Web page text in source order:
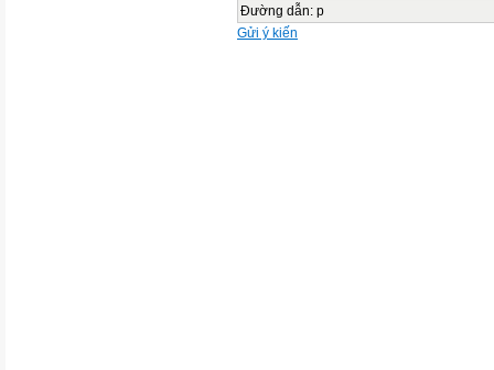
Đường dẫn: p
Gửi ý kiến